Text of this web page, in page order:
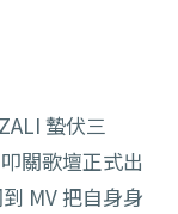
蟄伏三
關歌壇正式出
MV 把自身身